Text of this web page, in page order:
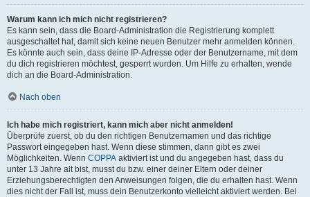
Warum kann ich mich nicht registrieren?
Es kann sein, dass die Board-Administration die Registrierung komplett
ausgeschaltet hat, damit sich keine neuen Benutzer mehr anmelden können.
Es könnte auch sein, dass deine IP-Adresse oder der Benutzername, mit dem
du dich registrieren möchtest, gesperrt wurden. Um Hilfe zu erhalten, wende
dich an die Board-Administration.
Nach oben
Ich habe mich registriert, kann mich aber nicht anmelden!
Überprüfe zuerst, ob du den richtigen Benutzernamen und das richtige
Passwort eingegeben hast. Wenn diese stimmen, dann gibt es zwei
Möglichkeiten. Wenn COPPA aktiviert ist und du angegeben hast, dass du
unter 13 Jahre alt bist, musst du bzw. einer deiner Eltern oder deiner
Erziehungsberechtigten den Anweisungen folgen, die du erhalten hast. Wenn
dies nicht der Fall ist, muss dein Benutzerkonto vielleicht aktiviert werden. Bei